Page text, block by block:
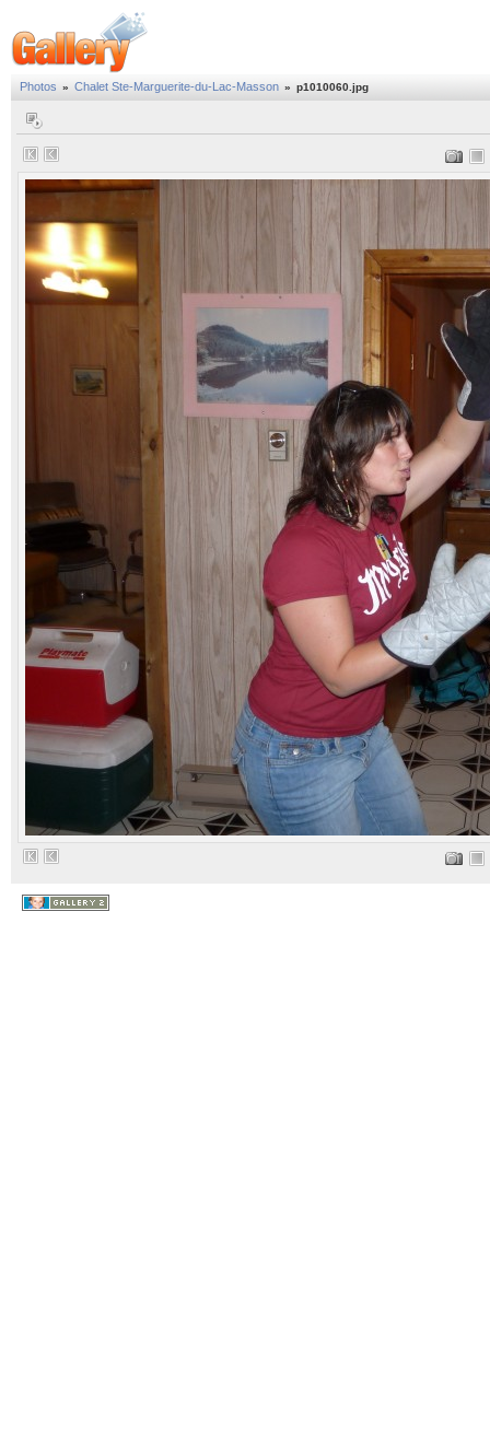
Photos » Chalet Ste-Marguerite-du-Lac-Masson » p1010060.jpg